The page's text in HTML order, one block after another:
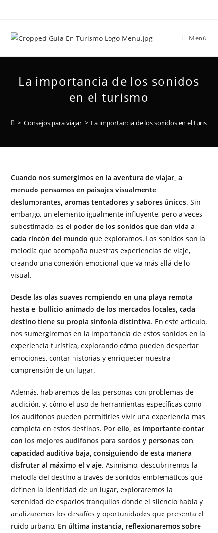
Menú
La importancia de los sonidos
en el turismo
> Consejos para viajar > La importancia de los sonidos en el turismo
Cuando nos sumergimos en la aventura de viajar, a
menudo pensamos en paisajes visualmente
deslumbrantes, aromas tentadores y sabores únicos. Sin
embargo, un elemento igualmente influyente, pero a veces
subestimado, esel poder de los sonidos que dan vida a
cada rincón del mundo que exploramos. Los sonidos son la
melodía que acompaña nuestras experiencias de viaje,
creando una conexión emocional que va más allá de lo
visual.
Desde las olas suaves rompiendo en una playa remota
hasta el bullicio animado de los mercados locales, cada
destino tiene su propia sinfonía distintiva. En este artículo,
nos sumergiremos en la importancia de estos sonidos en la
experiencia turística, explorando cómo pueden despertar
emociones, contar historias y enriquecer nuestra
comprensión de un lugar.
Además, hablaremos de las personas con problemas de
audición, y, cómo el uso de herramientas específicas como
los audífonos pueden permitirles vivir una experiencia más
completa en estos destinos. Por ello, es importante contar
con los mejores audífonos para sordos y personas con
capacidad auditiva baja, consiguiendo de esta manera
disfrutar al máximo el viaje. Asimismo, descubriremos la
melodía del destino a través de sonidos emblemáticos que
definen la identidad de un lugar, exploraremos la
serenidad de espacios tranquilos donde el silencio habla y
analizaremos los desafíos y oportunidades que presenta el
ruido urbano. En última instancia, reflexionaremos sobre